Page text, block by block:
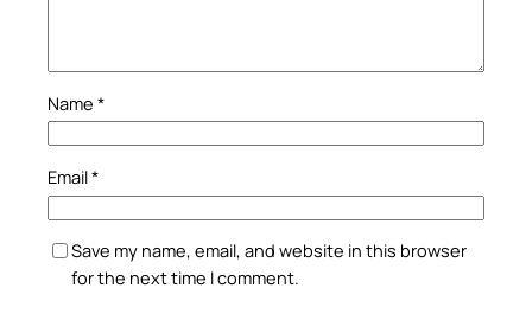
Name *
Email*
Save my name, email, and website in this browser
for the next time I comment.